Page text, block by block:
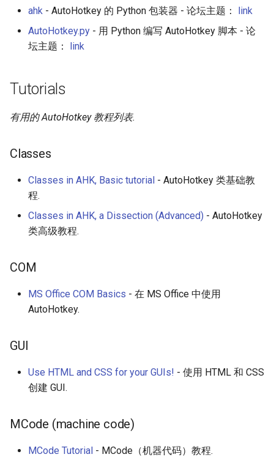
ahk - AutoHotkey 的 Python 包装器 - 论坛主题： link
AutoHotkey.py - 用 Python 编写 AutoHotkey 脚本 - 论
坛主题： link
Tutorials
有用的 AutoHotkey 教程列表.
Classes
Classes in AHK, Basic tutorial - AutoHotkey 类基础教
程.
Classes in AHK, a Dissection (Advanced) - AutoHotkey
类高级教程.
COM
MS Office COM Basics - 在 MS Office 中使用
AutoHotkey.
GUI
Use HTML and CSS for your GUIs! - 使用 HTML 和 CSS
创建 GUI.
MCode (machine code)
MCode Tutorial - MCode（机器代码）教程.